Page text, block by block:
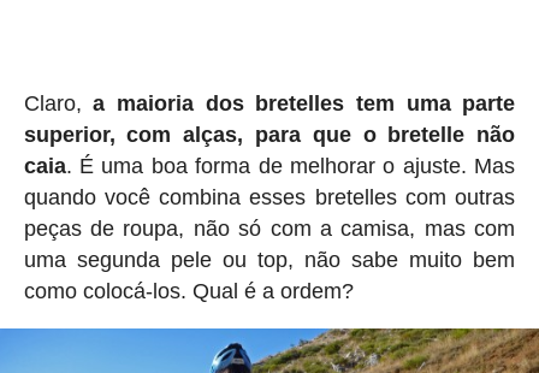
Claro,a maioria dos bretelles tem uma parte
superior, com alças, para que o bretelle não
caia. É uma boa forma de melhorar o ajuste. Mas
quando você combina esses bretelles com outras
peças de roupa, não só com a camisa, mas com
uma segunda pele ou top, não sabe muito bem
como colocá-los. Qual é a ordem?